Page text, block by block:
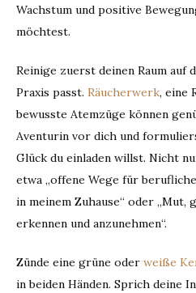
Wachstum und positive
möchtest.
Reinige zuerst deinen Raum auf
Praxis passt. Räucherwerk, eine
bewusste Atemzüge können
Aventurin vor dich und
Glück du einladen willst. Nicht
etwa „offene Wege für
in meinem Zuhause“ oder
erkennen und anzunehmen“.
Zünde eine grüne oder weiße
in beiden Händen. Sprich deine